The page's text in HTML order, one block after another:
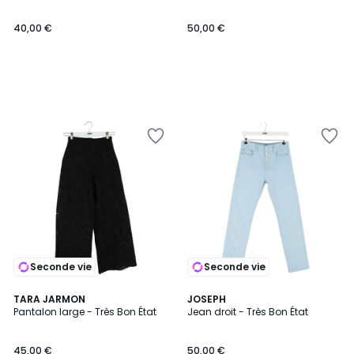
40,00 € 50,00 €
Seconde vie
TARA JARMON
Pantalon large - Très Bon État
45,00 €
Seconde vie
JOSEPH
Jean droit - Très Bon État
50,00 €